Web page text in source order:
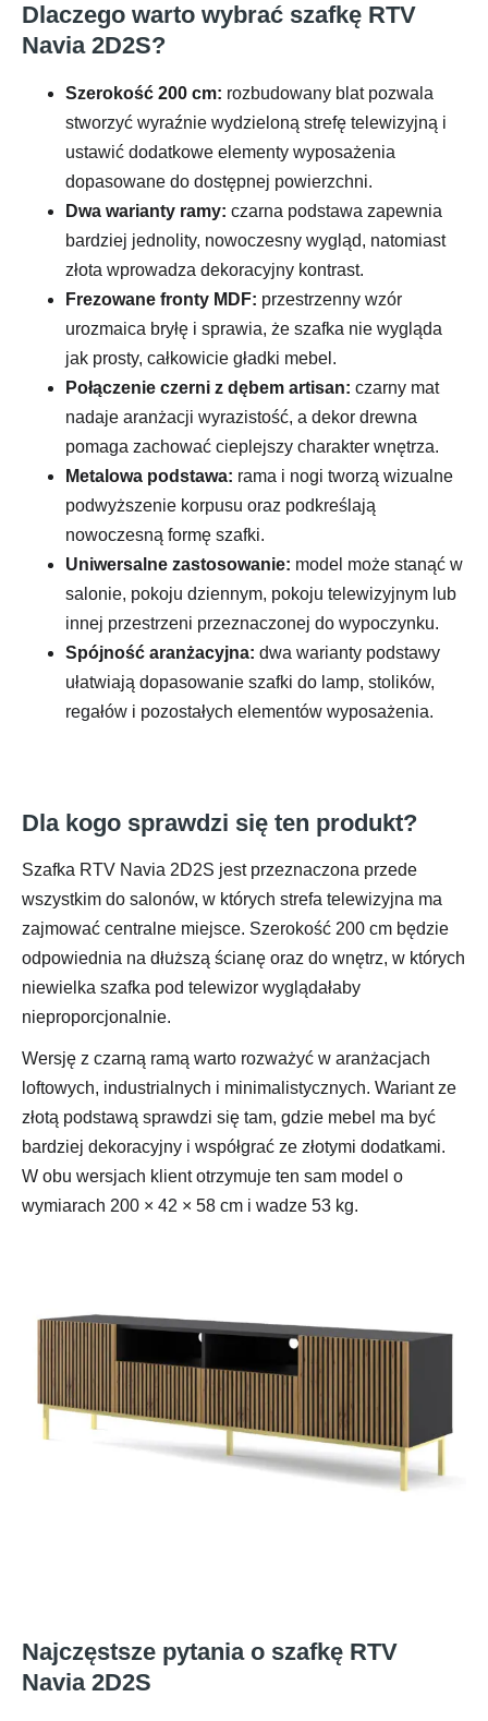
Dlaczego warto wybrać szafkę RTV
Navia 2D2S?
Szerokość 200 cm: rozbudowany blat pozwala
stworzyć wyraźnie wydzieloną strefę telewizyjną i
ustawić dodatkowe elementy wyposażenia
dopasowane do dostępnej powierzchni.
Dwa warianty ramy: czarna podstawa zapewnia
bardziej jednolity, nowoczesny wygląd, natomiast
złota wprowadza dekoracyjny kontrast.
Frezowane fronty MDF: przestrzenny wzór
urozmaica bryłę i sprawia, że szafka nie wygląda
jak prosty, całkowicie gładki mebel.
Połączenie czerni z dębem artisan: czarny mat
nadaje aranżacji wyrazistość, a dekor drewna
pomaga zachować cieplejszy charakter wnętrza.
Metalowa podstawa: rama i nogi tworzą wizualne
podwyższenie korpusu oraz podkreślają
nowoczesną formę szafki.
Uniwersalne zastosowanie: model może stanąć w
salonie, pokoju dziennym, pokoju telewizyjnym lub
innej przestrzeni przeznaczonej do wypoczynku.
Spójność aranżacyjna: dwa warianty podstawy
ułatwiają dopasowanie szafki do lamp, stolików,
regałów i pozostałych elementów wyposażenia.
Dla kogo sprawdzi się ten produkt?
Szafka RTV Navia 2D2S jest przeznaczona przede
wszystkim do salonów, w których strefa telewizyjna ma
zajmować centralne miejsce. Szerokość 200 cm będzie
odpowiednia na dłuższą ścianę oraz do wnętrz, w których
niewielka szafka pod telewizor wyglądałaby
nieproporcjonalnie.
Wersję z czarną ramą warto rozważyć w aranżacjach
loftowych, industrialnych i minimalistycznych. Wariant ze
złotą podstawą sprawdzi się tam, gdzie mebel ma być
bardziej dekoracyjny i współgrać ze złotymi dodatkami.
W obu wersjach klient otrzymuje ten sam model o
wymiarach 200 × 42 × 58 cm i wadze 53 kg.
Najczęstsze pytania o szafkę RTV
Navia 2D2S